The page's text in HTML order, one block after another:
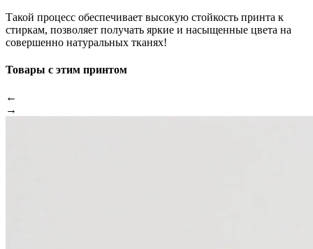
Такой процесс обеспечивает высокую стойкость принта к
стиркам, позволяет получать яркие и насыщенные цвета на
совершенно натуральных тканях!
Товары с этим принтом
←
→